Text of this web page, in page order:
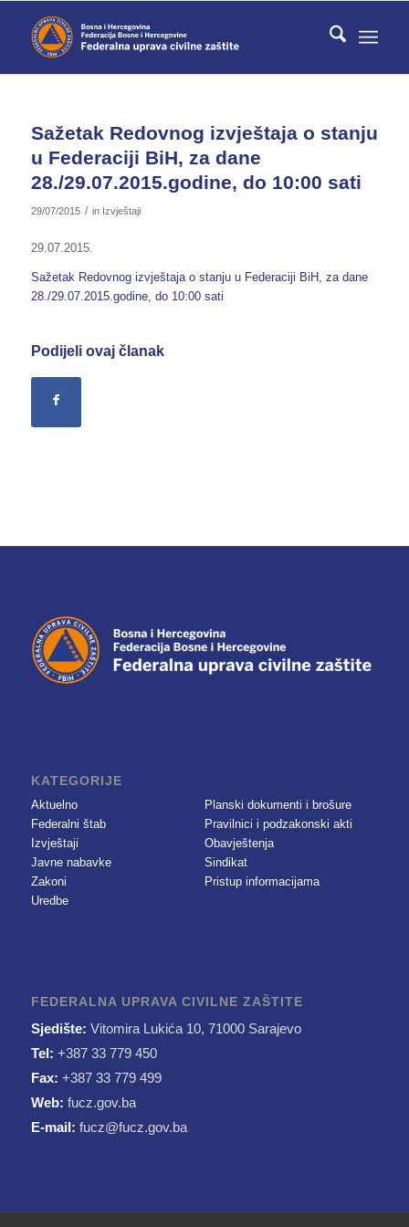
Sažetak Redovnog izvještaja o stanju
u Federaciji BiH, za dane
28./29.07.2015.godine, do 10:00 sati
29/07/2015 / in Izvještaji
29.07.2015.
Sažetak Redovnog izvještaja o stanju u Federaciji BiH, za dane
28./29.07.2015.godine, do 10:00 sati
Podijeli ovaj članak
KATEGORIJE
Aktuelno
Federalni štab
Izvještaji
Javne nabavke
Zakoni
Uredbe
Planski dokumenti i brošure
Pravilnici i podzakonski akti
Obavještenja
Sindikat
Pristup informacijama
FEDERALNA UPRAVA CIVILNE ZAŠTITE
Sjedište: Vitomira Lukića 10, 71000 Sarajevo
Tel: +387 33 779 450
Fax: +387 33 779 499
Web: fucz.gov.ba
E-mail: fucz@fucz.gov.ba